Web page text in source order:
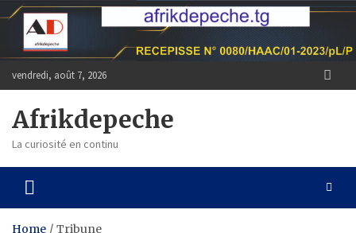
Skip
content
vendredi, août 7, 2026
Afrikdepeche
La curiosité en continu
Home Tribune